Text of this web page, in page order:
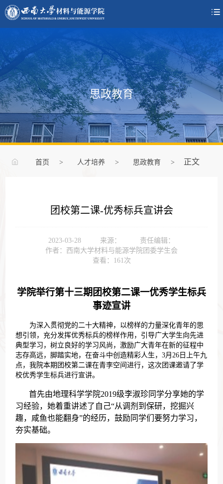

思政教育
首页 > 人才培养 > 思政教育 > 正文
团校第二课-优秀标兵宣讲会
2023-03-28 来源：
责任编辑：
作者：西南大学材料与能源学院团委学生会
查看：
161 次
学院举行第十三期团校第二课一优秀学生标兵
事迹宣讲
为深入贯彻党的二十大精神，以榜样的力量深化青年的思
想引领，充分发挥优秀标兵的榜样作用，引导广大学生向先进
典型学习，树立良好的学习风尚，激励广大青年在新的征程中
志存高远，脚踏实地，在奋斗中创造精彩人生，3月26 日上午九
点，我院本期团校第二课在青李空间进行，这次团课邀请了学
校优秀学生标兵进行宣讲。
首先由地理科学学院2019级李淑珍同学分享她的学
习经验，她着重讲述了自己“从调剂到保研，挖掘兴
趣，咸鱼也能翻身”的经历，鼓励同学们要努力学习，
夯实基础。